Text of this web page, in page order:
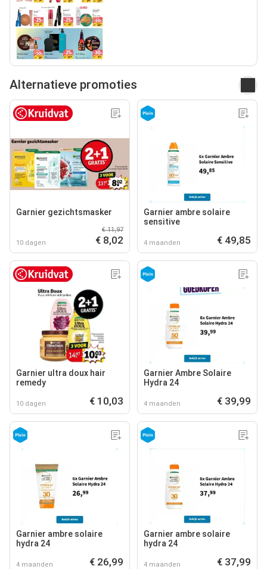
Alternatieve promoties
Garnier gezichtsmasker
10 dagen
€ 11,97
€ 8,02
Garnier ambre solaire
sensitive
4 maanden € 49,85
Garnier ultra doux hair
remedy
10 dagen € 10,03
Garnier Ambre Solaire
Hydra 24
4 maanden € 39,99
Garnier ambre solaire
hydra 24
4 maanden € 26,99
Garnier ambre solaire
hydra 24
4 maanden € 37,99